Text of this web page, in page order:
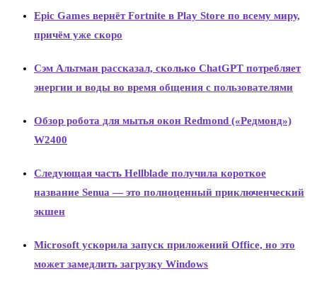
Epic Games вернёт Fortnite в Play Store по всему миру,
причём уже скоро
Сэм Альтман рассказал, сколько ChatGPT потребляет
энергии и воды во время общения с пользователями
Обзор робота для мытья окон Redmond («Редмонд»)
W2400
Следующая часть Hellblade получила короткое
название Senua — это полноценный приключенческий
экшен
Microsoft ускорила запуск приложений Office, но это
может замедлить загрузку Windows